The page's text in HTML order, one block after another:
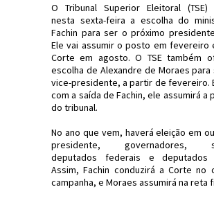
O Tribunal Superior Eleitoral (TSE)
nesta sexta-feira a escolha do
Fachin para ser o próximo
Ele vai assumir o posto em fevereiro
Corte em agosto. O TSE também
escolha de Alexandre de Moraes
vice-presidente, a partir de fevereiro.
com a saída de Fachin, ele assumirá a
do tribunal.
No ano que vem, haverá eleição em
presidente, governadores,
deputados federais e deputados
Assim, Fachin conduzirá a Corte no
campanha, e Moraes assumirá na reta